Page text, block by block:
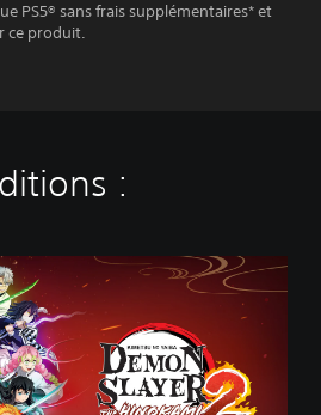
PS5® sans frais supplémentaires* et
ce produit.
: